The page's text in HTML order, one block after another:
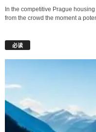
In the competitive Prague
from the crowd the moment a
必读